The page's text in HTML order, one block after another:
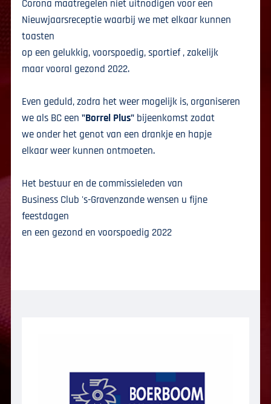
Corona maatregelen niet uitnodigen voor een
Nieuwjaarsreceptie waarbij we met elkaar kunnen
toasten
op een gelukkig, voorspoedig, sportief , zakelijk
maar vooral gezond 2022.
Even geduld, zodra het weer mogelijk is, organiseren
we als BC een "Borrel Plus" bijeenkomst zodat
we onder het genot van een drankje en hapje
elkaar weer kunnen ontmoeten.
Het bestuur en de commissieleden van
Business Club 's-Gravenzande wensen u fijne
feestdagen
en een gezond en voorspoedig 2022